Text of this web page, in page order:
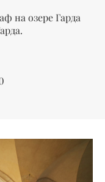
на озере Гарда